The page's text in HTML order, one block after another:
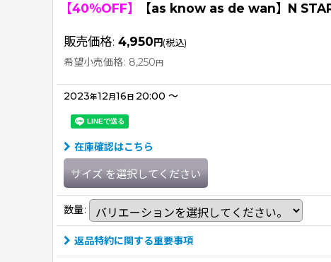
【40％OFF】 【as know as de wan】N
販売価格: 4,950円(税込)
希望小売価格: 8,250円
2023年12月 16日 20:00 ～
在庫確認はこちら
サイズ を選択してください
数量:
返品特約に関する重要事項